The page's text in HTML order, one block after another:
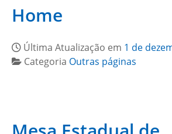
Home
Última Atualização em 1 de
Categoria Outras páginas